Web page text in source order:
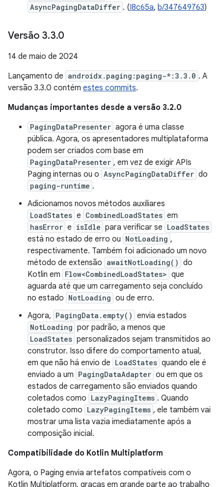
AsyncPagingDataDiffer . (I8c65a, b/347649763)
Versão 3.3.0
14 de maio de 2024
Lançamento de androidx.paging:paging-*:3.3.0 . A
versão 3.3.0 contém estes commits.
Mudanças importantes desde a versão 3.2.0
PagingDataPresenter agora é uma classe
pública. Agora, os apresentadores multiplataforma
podem ser criados com base em
PagingDataPresenter , em vez de exigir APIs
Paging internas ou o AsyncPagingDataDiffer do
paging-runtime .
Adicionamos novos métodos auxiliares
LoadStates e CombinedLoadStates em
hasError e isIdle para verificar se LoadStates
está no estado de erro ou NotLoading ,
respectivamente. Também foi adicionado um novo
método de extensão awaitNotLoading() do
Kotlin em Flow<CombinedLoadStates> que
aguarda até que um carregamento seja concluído
no estado NotLoading ou de erro.
Agora, PagingData.empty() envia estados
NotLoading por padrão, a menos que
LoadStates personalizados sejam transmitidos ao
construtor. Isso difere do comportamento atual,
em que não há envio de LoadStates quando ele é
enviado a um PagingDataAdapter ou em que os
estados de carregamento são enviados quando
coletados como LazyPagingItems . Quando
coletado como LazyPagingItems , ele também vai
mostrar uma lista vazia imediatamente após a
composição inicial.
Compatibilidade do Kotlin Multiplatform
Agora, o Paging envia artefatos compatíveis com o
Kotlin Multiplatform, graças em grande parte ao trabalho